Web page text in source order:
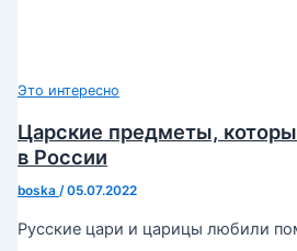
Это интересно
Царские предметы,
в России
boska /05.07.2022
Русские цари и царицы любили